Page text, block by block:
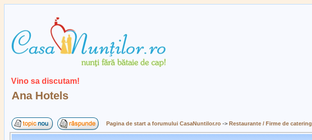
Vino sa discutam!
Ana Hotels
Pagina de start a forumului CasaNuntilor.ro -> Restaurante / Firme de catering